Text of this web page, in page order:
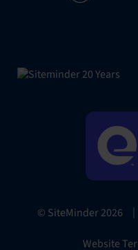
© SiteMinder2026 |
Website